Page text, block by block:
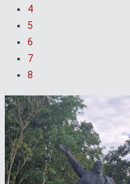
4
5
6
7
8